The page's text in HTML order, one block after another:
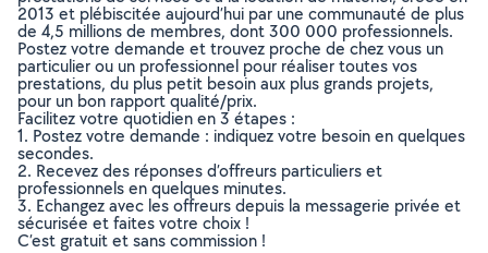
2013 et plébiscitée aujourd’hui par une communauté de plus
de 4,5 millions de membres, dont 300 000 professionnels.
Postez votre demande et trouvez proche de chez vous un
particulier ou un professionnel pour réaliser toutes vos
prestations, du plus petit besoin aux plus grands projets,
pour un bon rapport qualité/prix.
Facilitez votre quotidien en 3 étapes :
1. Postez votre demande : indiquez votre besoin en quelques
secondes.
2. Recevez des réponses d’offreurs particuliers et
professionnels en quelques minutes.
3. Echangez avec les offreurs depuis la messagerie privée et
sécurisée et faites votre choix !
C’est gratuit et sans commission !